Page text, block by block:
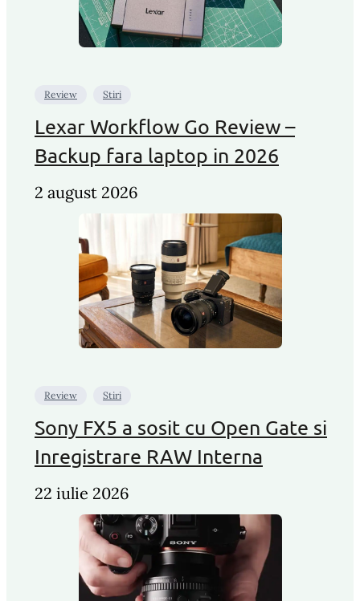
Review Stiri
Lexar Workflow Go Review –
Backup fara laptop in 2026
2 august 2026
Review Stiri
Sony FX5 a sosit cu Open Gate si
Inregistrare RAW Interna
22 iulie 2026